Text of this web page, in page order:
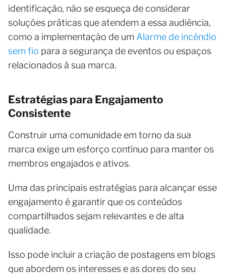
identificação, não se esqueça de considerar
soluções práticas que atendem a essa audiência,
como a implementação de um Alarme de incêndio
sem fio para a segurança de eventos ou espaços
relacionados à sua marca.
Estratégias para Engajamento
Consistente
Construir uma comunidade em torno da sua
marca exige um esforço contínuo para manter os
membros engajados e ativos.
Uma das principais estratégias para alcançar esse
engajamento é garantir que os conteúdos
compartilhados sejam relevantes e de alta
qualidade.
Isso pode incluir a criação de postagens em blogs
que abordem os interesses e as dores do seu